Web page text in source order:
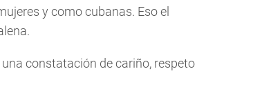
y como cubanas. Eso el
constatación de cariño, respeto